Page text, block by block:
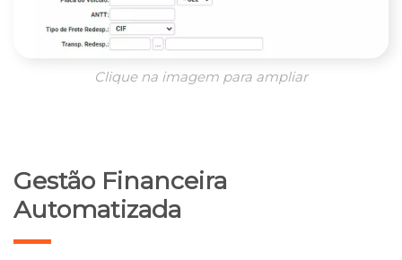
Clique na imagem para ampliar
Gestão Financeira
Automatizada